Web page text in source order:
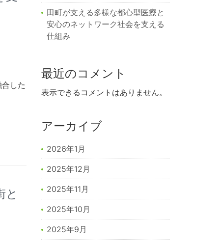
した
と
田町が支える多様な都心型医療と
安心のネットワーク社会を支える
仕組み
最近のコメント
表示できるコメントはありません。
アーカイブ
2026年1月
2025年12月
2025年11月
2025年10月
2025年9月